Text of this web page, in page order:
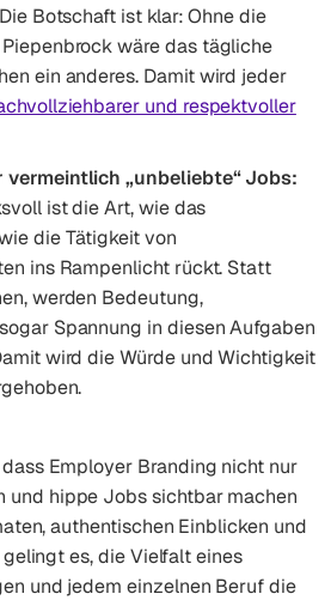
Botschaft ist klar: Ohne die
wäre das tägliche
ein anderes. Damit wird jeder
und respektvoller
„unbeliebte“ Jobs:
ist die Art, wie das
die Tätigkeit von
ins Rampenlicht rückt. Statt
werden Bedeutung,
Spannung in diesen Aufgaben
wird die Würde und Wichtigkeit
Employer Branding nicht nur
und hippe Jobs sichtbar machen
authentischen Einblicken und
es, die Vielfalt eines
und jedem einzelnen Beruf die